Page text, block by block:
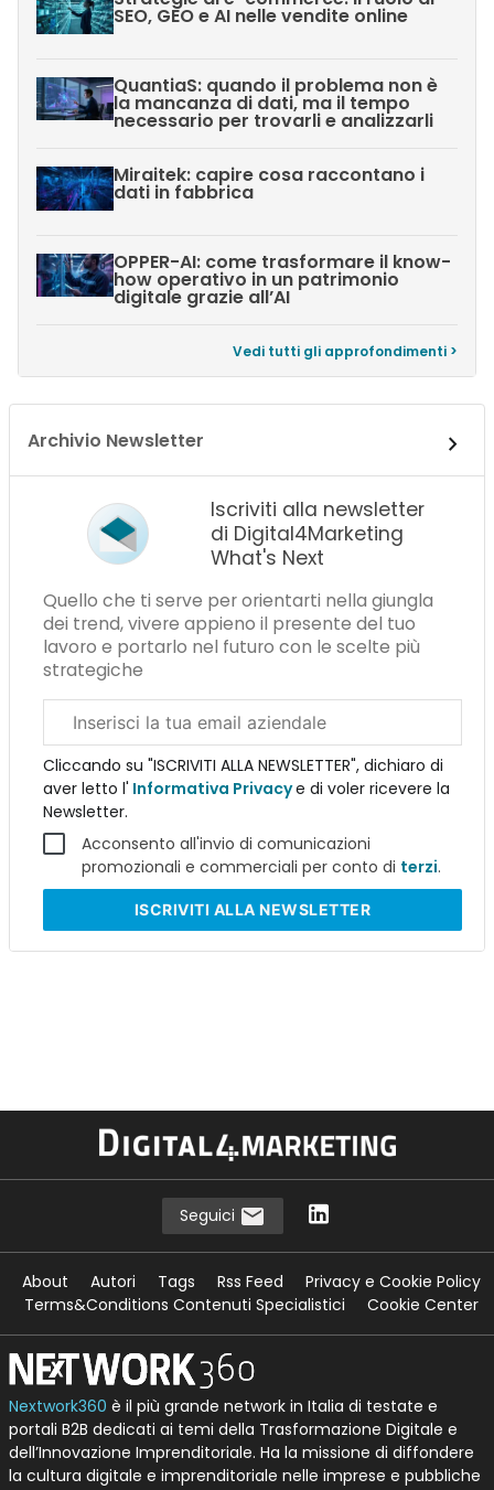
SEO, GEO e AI nelle vendite online
QuantiaS: quando il problema non è
la mancanza di dati, ma il tempo
necessario per trovarli e analizzarli
Miraitek: capire cosa raccontano i
dati in fabbrica
OPPER-AI: come trasformare il know-
how operativo in un patrimonio
digitale grazie all’AI
Vedi tutti gli approfondimenti >
Archivio Newsletter
Iscriviti alla newsletter
di Digital4Marketing
What's Next
Quello che ti serve per orientarti nella giungla
dei trend, vivere appieno il presente del tuo
lavoro e portarlo nel futuro con le scelte più
strategiche
aziendale
Cliccando su "ISCRIVITI ALLA NEWSLETTER", dichiaro di
aver letto l' Informativa Privacye di voler ricevere la
Newsletter.
Acconsento all'invio di comunicazioni
promozionali e commerciali per conto di terzi.
ISCRIVITI ALLA NEWSLETTER
Seguici
About Autori Tags Rss Feed
Privacy e Cookie Policy
Terms&Conditions Contenuti Specialistici
Cookie Center
Nextwork360 è il più grande network in Italia di testate e
portali B2B dedicati ai temi della Trasformazione Digitale e
dell’Innovazione Imprenditoriale. Ha la missione di diffondere
la cultura digitale e imprenditoriale nelle imprese e pubbliche